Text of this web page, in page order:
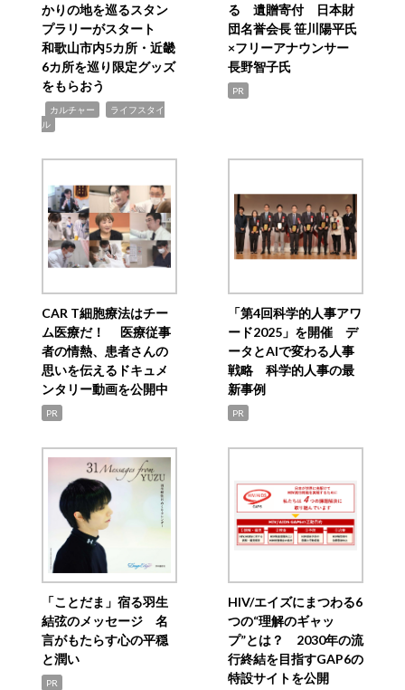
かりの地を巡るスタン
プラリーがスタート
和歌山市内5カ所・近畿
6カ所を巡り限定グッズ
をもらおう
カルチャー
ライフスタイ
ル
る 遺贈寄付 日本財
団名誉会長 笹川陽平氏
×フリーアナウンサー
長野智子氏
PR
CAR T細胞療法はチー
ム医療だ！ 医療従事
者の情熱、患者さんの
思いを伝えるドキュメ
ンタリー動画を公開中
PR
「第4回科学的人事アワ
ード2025」を開催 デ
ータとAIで変わる人事
戦略 科学的人事の最
新事例
PR
「ことだま」宿る羽生
結弦のメッセージ 名
言がもたらす心の平穏
と潤い
PR
HIV/エイズにまつわる6
つの“理解のギャッ
プ”とは？ 2030年の流
行終結を目指すGAP6の
特設サイトを公開